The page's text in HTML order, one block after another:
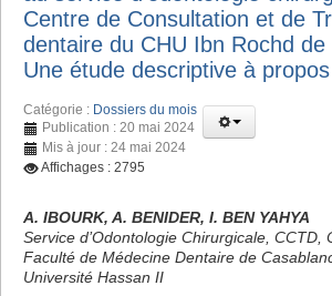
Centre de Consultation et de
dentaire du CHU Ibn Rochd de
Une étude descriptive à
Catégorie : Dossiers du mois
Publication : 20 mai 2024
Mis à jour : 24 mai 2024
Affichages : 2795
A. IBOURK, A. BENIDER, I. BEN YAHYA
Service d’Odontologie Chirurgicale, CCTD,
Faculté de Médecine Dentaire de
Université Hassan II